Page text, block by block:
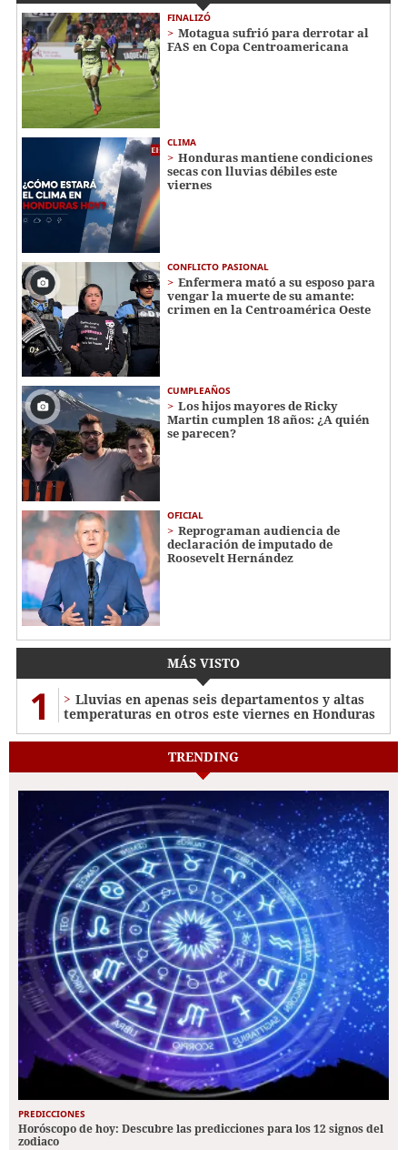
FINALIZÓ
Motagua sufrió para derrotar al
FAS en Copa Centroamericana
CLIMA
Honduras mantiene condiciones
secas con lluvias débiles este
viernes
CONFLICTO PASIONAL
Enfermera mató a su esposo para
vengar la muerte de su amante:
crimen en la Centroamérica Oeste
CUMPLEAÑOS
Los hijos mayores de Ricky
Martin cumplen 18 años: ¿A quién
se parecen?
OFICIAL
Reprograman audiencia de
declaración de imputado de
Roosevelt Hernández
MÁS VISTO
1
Lluvias en apenas seis departamentos y altas
temperaturas en otros este viernes en Honduras
TRENDING
PREDICCIONES
Horóscopo de hoy: Descubre las predicciones para los 12 signos del
zodiaco